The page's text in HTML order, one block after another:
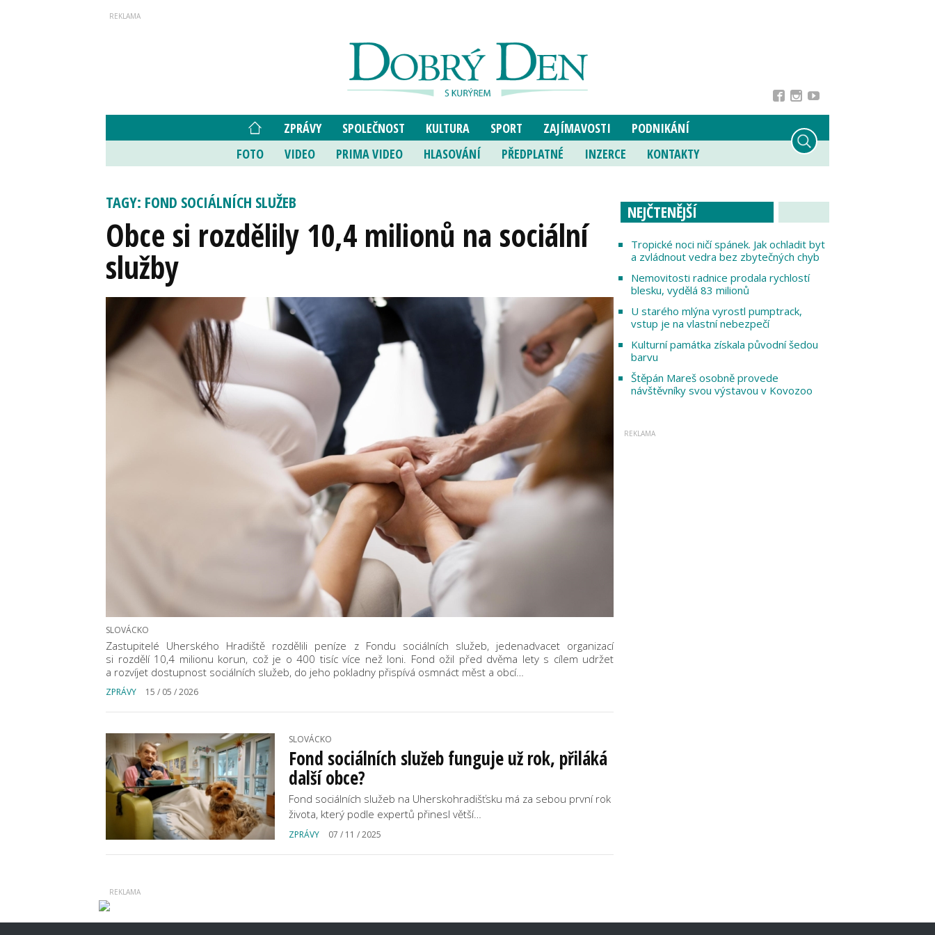
ZPRÁVY SPOLEČNOST KULTURA SPORT ZAJÍMAVOSTI
PODNIKÁNÍ
FOTO
VIDEO PRIMA VIDEO HLASOVÁNÍ PŘEDPLATNÉ INZERCE KONTAKTY
TAGY: FOND SOCIÁLNÍCH SLUŽEB
Obce si rozdělily 10,4 milionů na sociální
služby
SLOVÁCKO
Zastupitelé Uherského Hradiště rozdělili peníze z Fondu sociálních služeb, jedenadvacet organizací
si rozdělí 10,4 milionu korun, což je o 400 tisíc více než loni. Fond ožil před dvěma lety s cílem udržet
a rozvíjet dostupnost sociálních služeb, do jeho pokladny přispívá osmnáct měst a obcí…
ZPRÁVY 15 / 05 / 2026
SLOVÁCKO
Fond sociálních služeb funguje už rok, přiláká
další obce?
Fond sociálních služeb na Uherskohradišťsku má za sebou první rok
života, který podle expertů přinesl větší…
ZPRÁVY 07 / 11 / 2025
NEJČTENĚJŠÍ
Tropické noci ničí spánek. Jak ochladit byt
a zvládnout vedra bez zbytečných chyb
Nemovitosti radnice prodala rychlostí
blesku, vydělá 83 milionů
U starého mlýna vyrostl pumptrack,
vstup je na vlastní nebezpečí
Kulturní památka získala původní šedou
barvu
Štěpán Mareš osobně provede
návštěvníky svou výstavou v Kovozoo